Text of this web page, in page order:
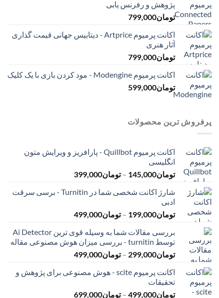
پژوهش و رفرنس یابی
تومان799,000
اکانت پرمیوم Artprice - دیتابیس جهانی قیمت ‌گذاری
آثار هنری
تومان799,000
اکانت پرمیوم Modengine - مود کردن بازی با یک کلیک
تومان599,000
پرفروش ترین محصولات
اکانت پرمیوم Quillbot - پارافریز و ویرایش متون
انگلیسی
تومان145,000
– تومان399,000
تومان145,000
تومان399,000
شارژ اکانت شخصی شما در Turnitin - برسی سرقت
ادبی
تومان199,000
– تومان499,000محدوده
تومان199,000
تا
تومان499,000
بررسی مقالات شما به وسیله قوی ترین Ai Detector
توسط turnitin - بررسی میزان هوش مصنوعی مقاله
تومان299,000
– تومان499,000محدوده
تومان299,000
تومان499,000
اکانت پرمیوم scite - هوش مصنوعی برای پژوهش و
تحقیقات
تومان499,000
– تومان699,000محدوده